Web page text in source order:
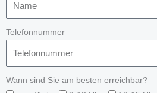
Telefonnummer
Wann sind Sie am besten erreichbar?